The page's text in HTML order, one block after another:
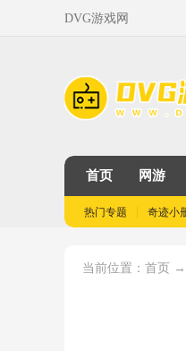
DVG游戏网
首页 网游
热门专题 奇迹小
当前位置： 首页 →